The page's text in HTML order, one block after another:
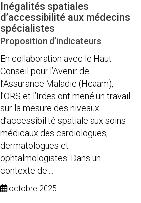
Inégalités spatiales
d’accessibilité aux médecins
spécialistes
Proposition d’indicateurs
En collaboration avec le Haut
Conseil pour l’Avenir de
l’Assurance Maladie (Hcaam),
l’ORS et l’Irdes ont mené un travail
sur la mesure des niveaux
d’accessibilité spatiale aux soins
médicaux des cardiologues,
dermatologues et
ophtalmologistes. Dans un
contexte de ...
octobre 2025